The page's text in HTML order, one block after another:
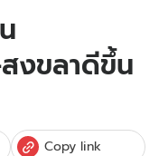
งขลาดีขึ้น
Copy link